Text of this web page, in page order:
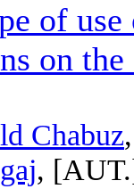
of use
on
Chabuz
,